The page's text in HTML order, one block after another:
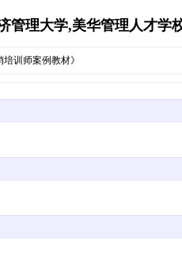
管理大学,美华管理人才
训师案例教材》